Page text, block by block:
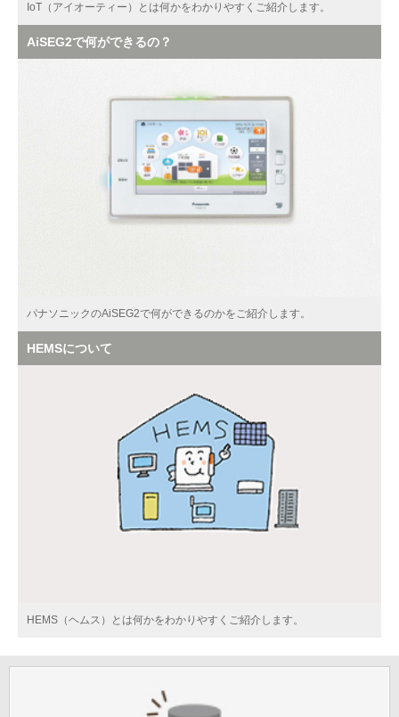
IoT（アイオーティー）とは何かをわかりやすくご紹介します。
AiSEG2で何ができるの？
パナソニックのAiSEG2で何ができるのかをご紹介します。
HEMSについて
HEMS（ヘムス）とは何かをわかりやすくご紹介します。